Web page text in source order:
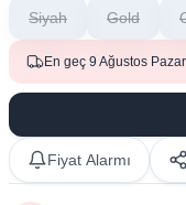
Siyah Gold
En geç 9 Ağustos
Fiyat Alarmı